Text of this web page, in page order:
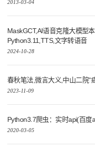
2013-03-04
MaskGCT,AI语音克隆大模型
Python3.11,TTS,文字转语音
2024-10-28
春秋笔法,微言大义,中山二院“
2023-11-09
Python3.7爬虫：实时api(百
2020-03-05